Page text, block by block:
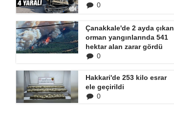
0
Çanakkale'de 2 ayda çıkan
orman yangınlarında 541
hektar alan zarar gördü
0
Hakkari'de 253 kilo esrar
ele geçirildi
0